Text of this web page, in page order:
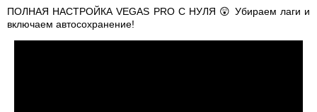
ПОЛНАЯ НАСТРОЙКА VEGAS PRO С НУЛЯ 😲 Убираем лаги и
включаем автосохранение!